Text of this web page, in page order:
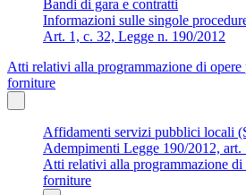
Bandi di gara e contratti
Informazioni sulle singole
Art. 1, c. 32, Legge n. 190/2012
Atti relativi alla programmazione di
forniture
Affidamenti servizi pubblici locali
Adempimenti Legge 190/2012, art.
Atti relativi alla programmazione
forniture